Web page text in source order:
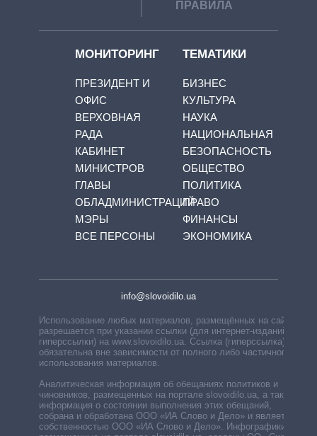
ПРАВИЛА
МОНИТОРИНГ
ПРЕЗИДЕНТ И
ОФИС
ВЕРХОВНАЯ
РАДА
КАБИНЕТ
МИНИСТРОВ
ГЛАВЫ
ОБЛАДМИНИСТРАЦИЙ
МЭРЫ
ВСЕ ПЕРСОНЫ
ТЕМАТИКИ
БИЗНЕС
КУЛЬТУРА
НАУКА
НАЦИОНАЛЬНАЯ
БЕЗОПАСНОСТЬ
ОБЩЕСТВО
ПОЛИТИКА
ПРАВО
ФИНАНСЫ
ЭКОНОМИКА
info@slovoidilo.ua
Использование любых материалов, размещённых на сайте,
разрешается при указании ссылки (для интернет-изданий —
гиперссылки) на www.slovoidilo.ua. Ссылка (гиперссылка)
обязательна вне зависимости от полного либо частичного
использования материалов.
Аналитическая информация об обещаниях политиков и
чиновников, размещенных на портале slovoidilo.ua, а также
информация о состоянии выполнения этих обещаний,
собрана и обработана ООО «ИА Слово и Дело» и является
собственностью ООО «ИА Слово и Дело». Инфографики,